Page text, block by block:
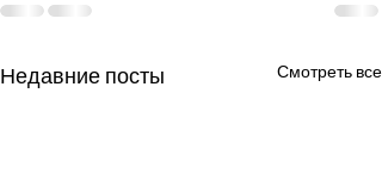
Недавние посты Смотреть все